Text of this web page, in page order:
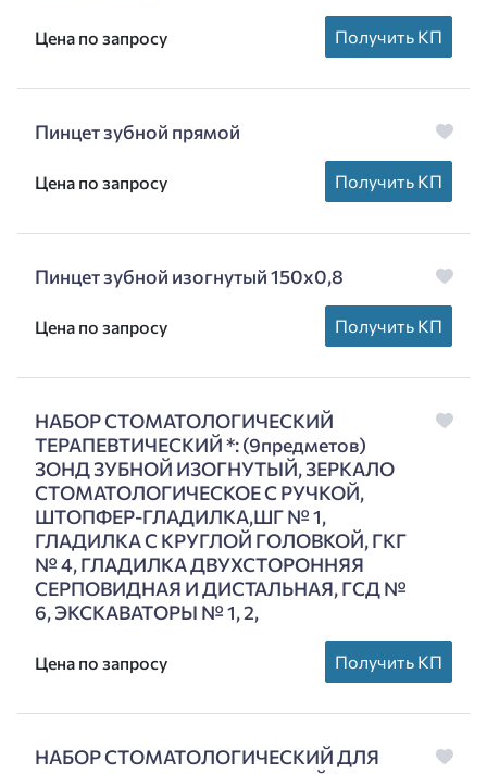
Цена по запросу Получить КП
Пинцет зубной прямой
Цена по запросу Получить КП
Пинцет зубной изогнутый 150х0,8
Цена по запросу Получить КП
НАБОР СТОМАТОЛОГИЧЕСКИЙ
ТЕРАПЕВТИЧЕСКИЙ *: (9предметов)
ЗОНД ЗУБНОЙ ИЗОГНУТЫЙ, ЗЕРКАЛО
СТОМАТОЛОГИЧЕСКОЕ С РУЧКОЙ,
ШТОПФЕР-ГЛАДИЛКА,ШГ № 1,
ГЛАДИЛКА С КРУГЛОЙ ГОЛОВКОЙ, ГКГ
№ 4, ГЛАДИЛКА ДВУХСТОРОННЯЯ
СЕРПОВИДНАЯ И ДИСТАЛЬНАЯ, ГСД №
6, ЭКСКАВАТОРЫ № 1, 2,
Цена по запросу Получить КП
НАБОР СТОМАТОЛОГИЧЕСКИЙ ДЛЯ